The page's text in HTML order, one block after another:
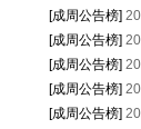
[成周公告榜]
[成周公告榜]
[成周公告榜]
[成周公告榜]
[成周公告榜]